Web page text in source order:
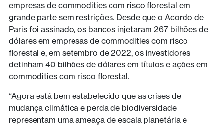
empresas de commodities com risco florestal em
grande parte sem restrições. Desde que o Acordo de
Paris foi assinado, os bancos injetaram 267 bilhões de
dólares em empresas de commodities com risco
florestal e, em setembro de 2022, os investidores
detinham 40 bilhões de dólares em títulos e ações em
commodities com risco florestal.
“Agora está bem estabelecido que as crises de
mudança climática e perda de biodiversidade
representam uma ameaça de escala planetária e